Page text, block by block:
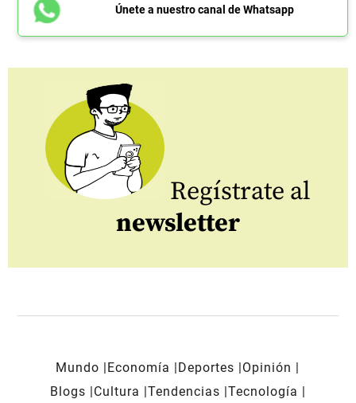
Únete a nuestro canal de Whatsapp
Regístrate al
newsletter
Mundo Economía Deportes
Opinión
Blogs
Cultura Tendencias Tecnología